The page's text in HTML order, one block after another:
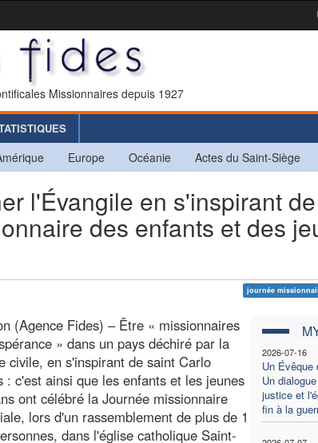
Missionnaires depuis 1927
Europe Océanie Actes du Saint-Siège
l'Évangile en s'inspirant
des enfants et des
journée
2026-07-16
Un Évêque
Un
justice et
fin à la
(Agence Fides) – Être « missionnaires
» dans un pays déchiré par la
civile, en s'inspirant de saint Carlo
: c'est ainsi que les enfants et les jeunes
ont célébré la Journée missionnaire
lors d'un rassemblement de plus de 1
dans l'église catholique Saint-